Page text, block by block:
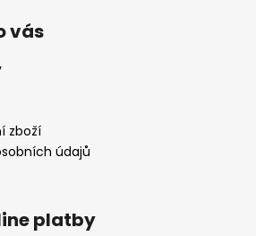
vás
zboží
údajů
platby